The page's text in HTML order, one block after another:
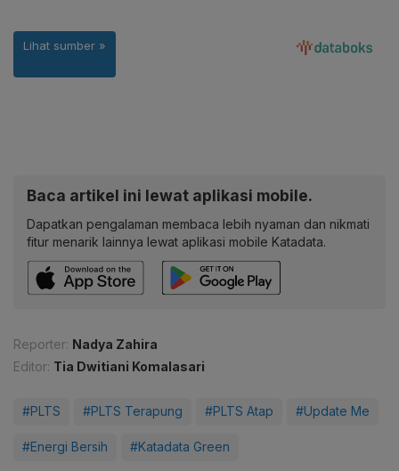
Baca artikel ini lewat aplikasi mobile.
Dapatkan pengalaman membaca lebih nyaman dan nikmati
fitur menarik lainnya lewat aplikasi mobile Katadata.
Reporter: Nadya Zahira
Editor: Tia Dwitiani Komalasari
#PLTS #PLTS Terapung #PLTS Atap #Update Me
#Energi Bersih #Katadata Green